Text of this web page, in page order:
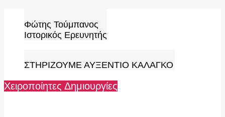
content
Φώτης Τούμπανος
Ιστορικός Ερευνητής
ΣΤΗΡΙΖΟΥΜΕ ΑΥΞΕΝΤΙΟ ΚΑΛΑΓΚΟ
Χειροποίητες Δημιουργίες